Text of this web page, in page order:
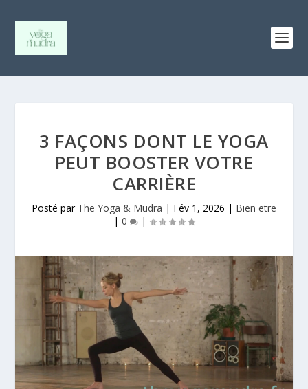
3 FAÇONS DONT LE YOGA
PEUT BOOSTER VOTRE
CARRIÈRE
Posté par The Yoga & Mudra | Fév 1, 2026 | Bien etre
| 0 |